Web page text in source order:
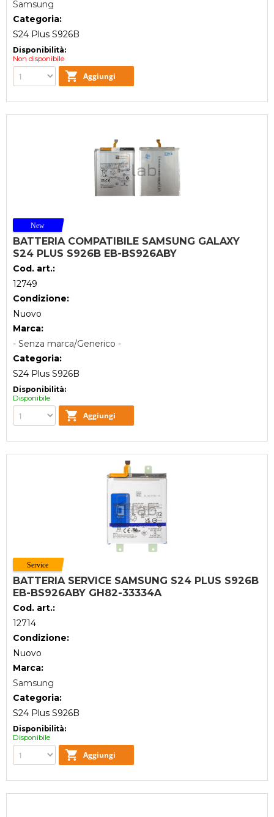
Samsung
Categoria:
S24 Plus S926B
Disponibilità:
Non disponibile
BATTERIA COMPATIBILE SAMSUNG GALAXY
S24 PLUS S926B EB-BS926ABY
Cod. art.:
12749
Condizione:
Nuovo
Marca:
- Senza marca/Generico -
Categoria:
S24 Plus S926B
Disponibilità:
Disponibile
BATTERIA SERVICE SAMSUNG S24 PLUS S926B
EB-BS926ABY GH82-33334A
Cod. art.:
12714
Condizione:
Nuovo
Marca:
Samsung
Categoria:
S24 Plus S926B
Disponibilità:
Disponibile